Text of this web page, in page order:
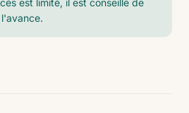
est limité, il est conseillé de